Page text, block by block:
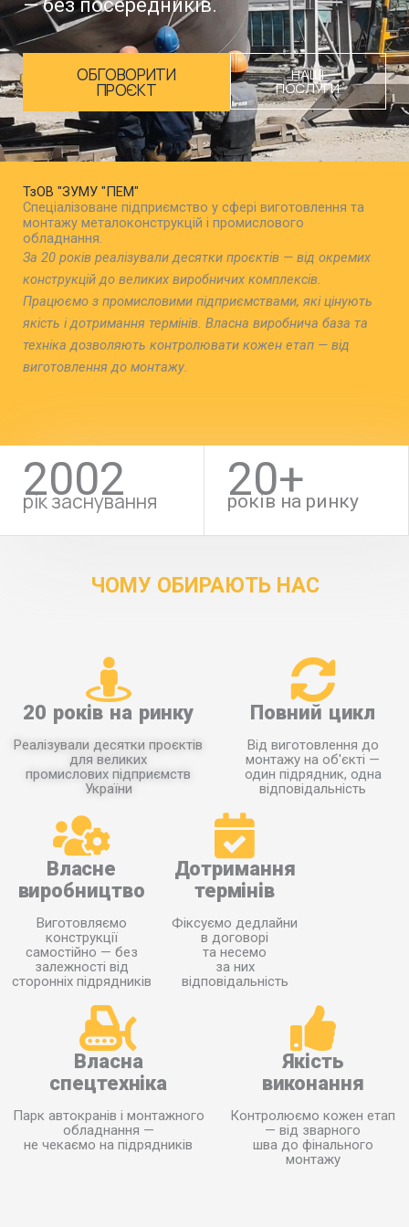
— без посередників.
ОБГОВОРИТИ
ПРОЄКТ
НАШІ
ПОСЛУГИ
ТзОВ "ЗУМУ "ПЕМ"
Спеціалізоване підприємство у сфері виготовлення та
монтажу металоконструкцій і промислового
обладнання.
За 20 років реалізували десятки проєктів — від окремих
конструкцій до великих виробничих комплексів.
Працюємо з промисловими підприємствами, які цінують
якість і дотримання термінів. Власна виробнича база та
техніка дозволяють контролювати кожен етап — від
виготовлення до монтажу.
2002
рік заснування 20+
років на ринку
ЧОМУ ОБИРАЮТЬ НАС
20 років на ринку
Реалізували десятки проєктів
для великих
промислових підприємств
України
Повний цикл
Від виготовлення до
монтажу на об'єкті —
один підрядник, одна
відповідальність
Власне
виробництво
Виготовляємо
конструкції
самостійно — без
залежності від
сторонніх підрядників
Дотримання
термінів
Фіксуємо дедлайни
в договорі
та несемо
за них
відповідальність
Власна
спецтехніка
Парк автокранів і монтажного
обладнання —
не чекаємо на підрядників
Якість
виконання
Контролюємо кожен етап
— від зварного
шва до фінального
монтажу